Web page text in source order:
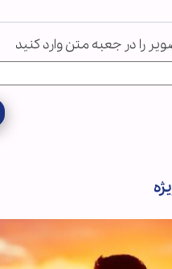
را در جعبه متن وارد کنید